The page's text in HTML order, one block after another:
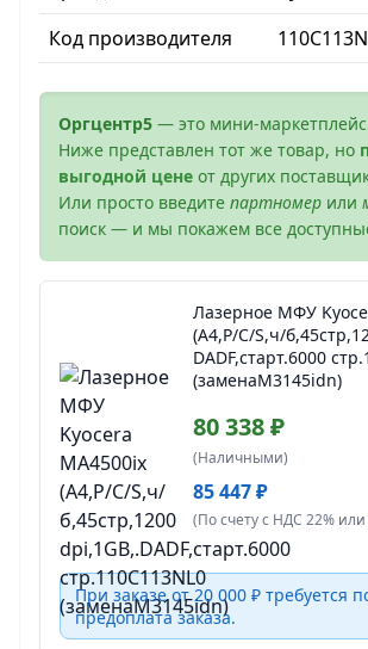
Код производителя
Оргцентр5 — это мини-
Ниже представлен тот же товар, но
выгодной цене от других
Или просто введите партномер или
поиск — и мы покажем все
Лазерное МФУ
(А4,P/C/S,ч/
DADF,старт.6000
(заменаM3145idn)
80 338 ₽
(Наличными)
85 447 ₽
(По счету с НДС 22% или
При заказе от 20 000 ₽ требуется
предоплата заказа.